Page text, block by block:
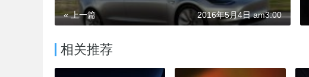
« 上一篇 2016年5月4日 am3:00
相关推荐